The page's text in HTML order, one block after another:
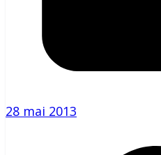
28 mai 2013